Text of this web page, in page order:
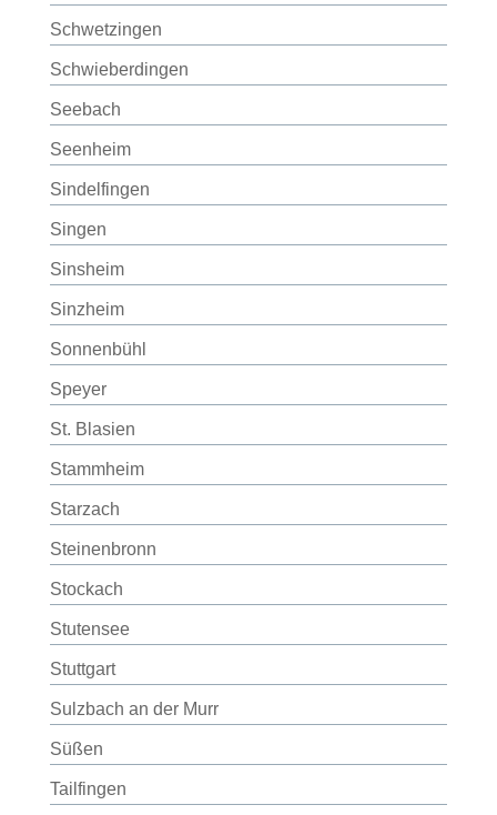
Schwetzingen
Schwieberdingen
Seebach
Seenheim
Sindelfingen
Singen
Sinsheim
Sinzheim
Sonnenbühl
Speyer
St. Blasien
Stammheim
Starzach
Steinenbronn
Stockach
Stutensee
Stuttgart
Sulzbach an der Murr
Süßen
Tailfingen